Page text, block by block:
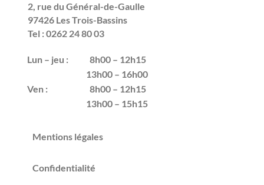
2, rue du Général-de-Gaulle
97426 Les Trois-Bassins
Tel : 0262 24 80 03
Lun – jeu :
8h00 – 12h15
13h00 – 16h00
Ven :
8h00 – 12h15
13h00 – 15h15
Mentions légales
Confidentialité